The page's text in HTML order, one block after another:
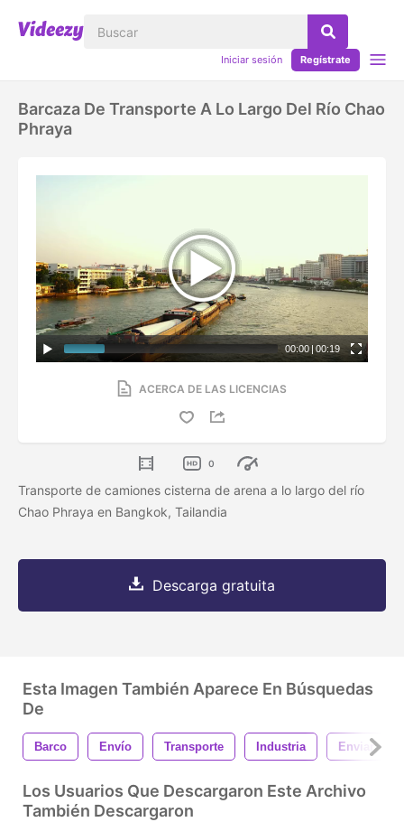
Iniciar sesión Regístrate
Barcaza De Transporte A Lo Largo Del Río Chao
Phraya
00:00 | 00:19
ACERCA DE LAS LICENCIAS
0
Transporte de camiones cisterna de arena a lo largo del río
Chao Phraya en Bangkok, Tailandia
Descarga gratuita
Esta Imagen También Aparece En Búsquedas
De
Barco Envío Transporte Industria Enviar
Los Usuarios Que Descargaron Este Archivo
También Descargaron